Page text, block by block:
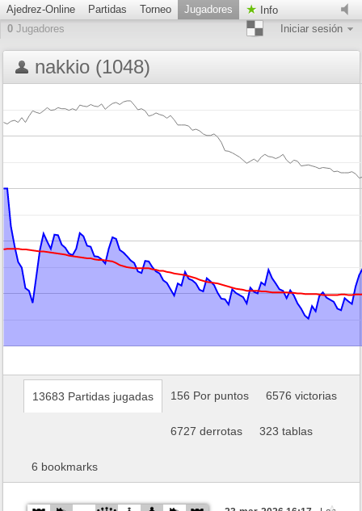
Ajedrez-Online Partidas Torneo Jugadores
Info
0 Jugadores Iniciar sesión
nakkio (1048)
13683 Partidas jugadas 156 Por puntos 6576 victorias
6727 derrotas 323 tablas
6 bookmarks